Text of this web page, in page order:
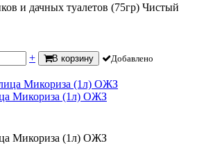
и дачных туалетов (75гр) Чистый
+ В корзину Добавлено
Микориза (1л) ОЖЗ
Микориза (1л) ОЖЗ